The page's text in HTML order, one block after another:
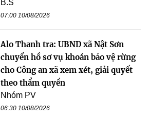
B.S
07:00 10/08/2026
Alo Thanh tra: UBND xã Nật Sơn
chuyển hồ sơ vụ khoán bảo vệ rừng
cho Công an xã xem xét, giải quyết
theo thẩm quyền
Nhóm PV
06:30 10/08/2026